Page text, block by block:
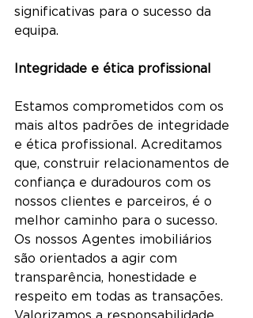
significativas para o sucesso da
equipa.
Integridade e ética profissional
Estamos comprometidos com os
mais altos padrões de integridade
e ética profissional. Acreditamos
que, construir relacionamentos de
confiança e duradouros com os
nossos clientes e parceiros, é o
melhor caminho para o sucesso.
Os nossos Agentes imobiliários
são orientados a agir com
transparência, honestidade e
respeito em todas as transações.
Valorizamos a responsabilidade